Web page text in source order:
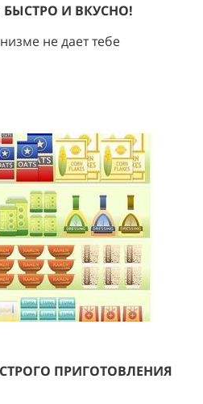
И ВКУСНО!
не дает тебе
ПРИГОТОВЛЕНИЯ